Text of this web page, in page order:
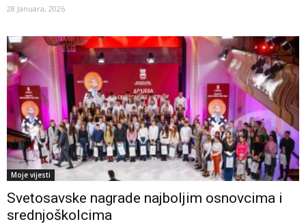
28 Januara, 2026
Moje vijesti
Svetosavske nagrade najboljim osnovcima i
srednjoškolcima